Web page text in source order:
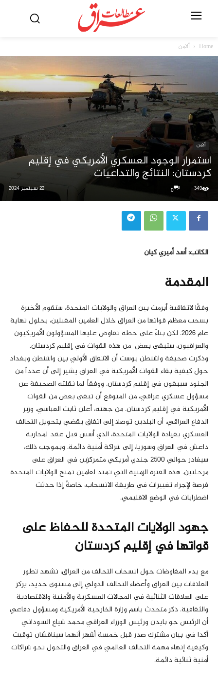
Home ألامن
ألامن
استمرار الوجود العسكري الأمريكي في إقليم
كردستان: النتائج والتداعيات
22 سبتمبر 2024 349
0
الكاتب: أسد أميري كيان
المقدمة
وفقًا لاتفاقية أُبرمت بين العراق والولايات المتحدة، ستقوم الأخيرة
بسحب معظم قواتها من العراق خلال العامين المقبلين، بحلول نهاية
عام 2026. لكن بناءً على خطة تفاوض عليها المسؤولون الأمريكيون
والعراقيون، ستبقى بعض من هذه القوات في إقليم كردستان.
وذكرت صحيفة واشنطن بوست أن الاتفاق الأولي بين واشنطن وبغداد
حول كيفية بقاء القوات الأمريكية في العراق يشير إلى أن عدداً من
الجنود سيبقون في إقليم كردستان. ووفقاً لما نقلته الصحيفة عن
مسؤول عسكري عراقي، من المتوقع أن تبقى بعض من القوات
الأمريكية في إقليم كردستان. من جهته، أعلن ثابت العباسي، وزير
الدفاع العراقي، أن البلدين توصلا إلى اتفاق يقضي بتحويل التحالف
العسكري بقيادة الولايات المتحدة، الذي أُسس قبل عقد لمحاربة
داعش في العراق وسوريا، إلى شراكة أمنية دائمة. وبموجب ذلك،
سيغادر حوالي 2500 جندي أمريكي متمركزين في العراق على
مرحلتين. هذه الفترة الزمنية التي تمتد لعامين تمنح الولايات المتحدة
فرصة لإجراء تغييرات في طريقة الانسحاب، خاصةً إذا حدثت
اضطرابات في الوضع الاقليمي.
جهود الولايات المتحدة للحفاظ على
قواتها في إقليم كردستان
مع بدء المفاوضات حول انسحاب التحالف من العراق، نشهد تطور
العلاقات بين العراق وأعضاء التحالف الدولي إلى مستوى جديد، يركز
على العلاقات الثنائية في المجالات العسكرية والأمنية والاقتصادية
والثقافية. ذكر متحدث باسم وزارة الخارجية الأمريكية ومسؤول دفاعي
أن الرئيس جو بايدن ورئيس الوزراء العراقي محمد شياع السوداني
أكدا في بيان مشترك صدر قبل خمسة أشهر أنهما سيناقشان توقيت
وكيفية إنهاء مهمة التحالف العالمي في العراق والتحول نحو شراكات
أمنية ثنائية دائمة.